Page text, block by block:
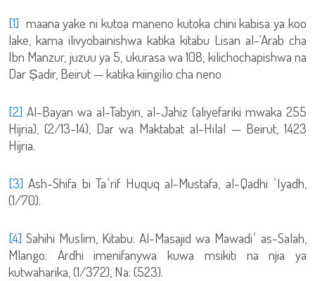
[1] maana yake ni kutoa maneno kutoka chini kabisa ya koo
lake, kama ilivyobainishwa katika kitabu Lisan al-‘Arab cha
Ibn Manzur, juzuu ya 5, ukurasa wa 108, kilichochapishwa na
Dar Ṣadir, Beirut — katika kiingilio cha neno
[2] Al-Bayan wa al-Tabyin, al-Jahiz (aliyefariki mwaka 255
Hijria), (2/13-14), Dar wa Maktabat al-Hilal — Beirut, 1423
Hijria.
[3] Ash-Shifa bi Taʿrif Huquq al-Mustafa, al-Qadhi ʿIyadh,
(1/70).
[4] Sahihi Muslim, Kitabu: Al-Masajid wa Mawadiʿ as-Salah,
Mlango: Ardhi imenifanywa kuwa msikiti na njia ya
kutwaharika, (1/372), Na: (523).